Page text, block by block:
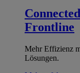
Frontline
Mehr Effizienz
Lösungen.